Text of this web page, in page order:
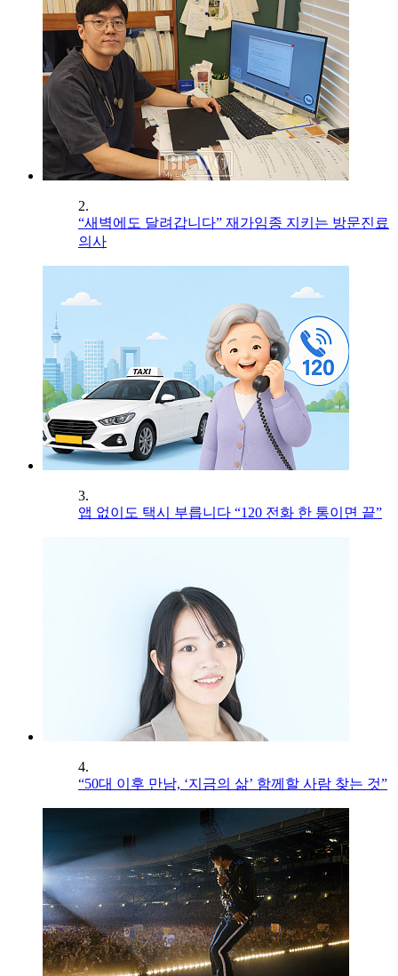
2.
“새벽에도 달려갑니다” 재가임종 지키는 방문진료
의사
3.
앱 없이도 택시 부릅니다 “120 전화 한 통이면 끝”
4.
“50대 이후 만남, ‘지금의 삶’ 함께할 사람 찾는 것”